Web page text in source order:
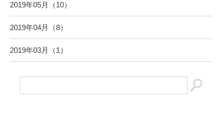
2019年05月（10）
2019年04月（8）
2019年03月（1）